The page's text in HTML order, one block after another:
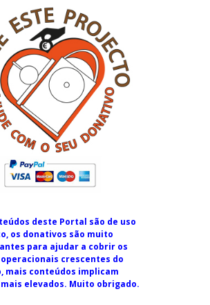
deste Portal são de uso
os donativos são muito
para ajudar a cobrir os
crescentes do
mais conteúdos implicam
elevados. Muito obrigado.